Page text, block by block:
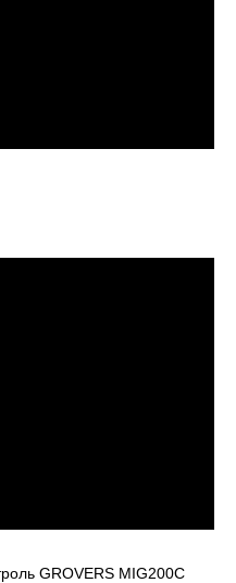
GROVERS MIG200C